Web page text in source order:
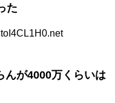
た
んが4000万くらいは